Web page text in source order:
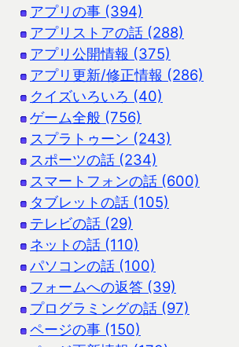
アプリの事 (394)
アプリストアの話 (288)
アプリ公開情報 (375)
アプリ更新/修正情報 (286)
クイズいろいろ (40)
ゲーム全般 (756)
スプラトゥーン (243)
スポーツの話 (234)
スマートフォンの話 (600)
タブレットの話 (105)
テレビの話 (29)
ネットの話 (110)
パソコンの話 (100)
フォームへの返答 (39)
プログラミングの話 (97)
ページの事 (150)